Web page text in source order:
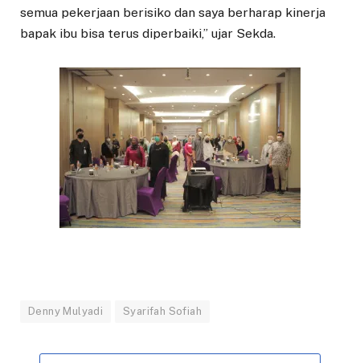
semua pekerjaan berisiko dan saya berharap kinerja
bapak ibu bisa terus diperbaiki,” ujar Sekda.
Denny Mulyadi Syarifah Sofiah